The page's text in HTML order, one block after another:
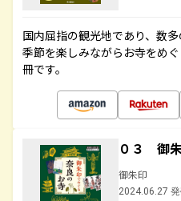
国内屈指の観光地であり、数
季節を楽しみながらお寺をめ
冊です。
０３ 御
御朱印
2024.06.27